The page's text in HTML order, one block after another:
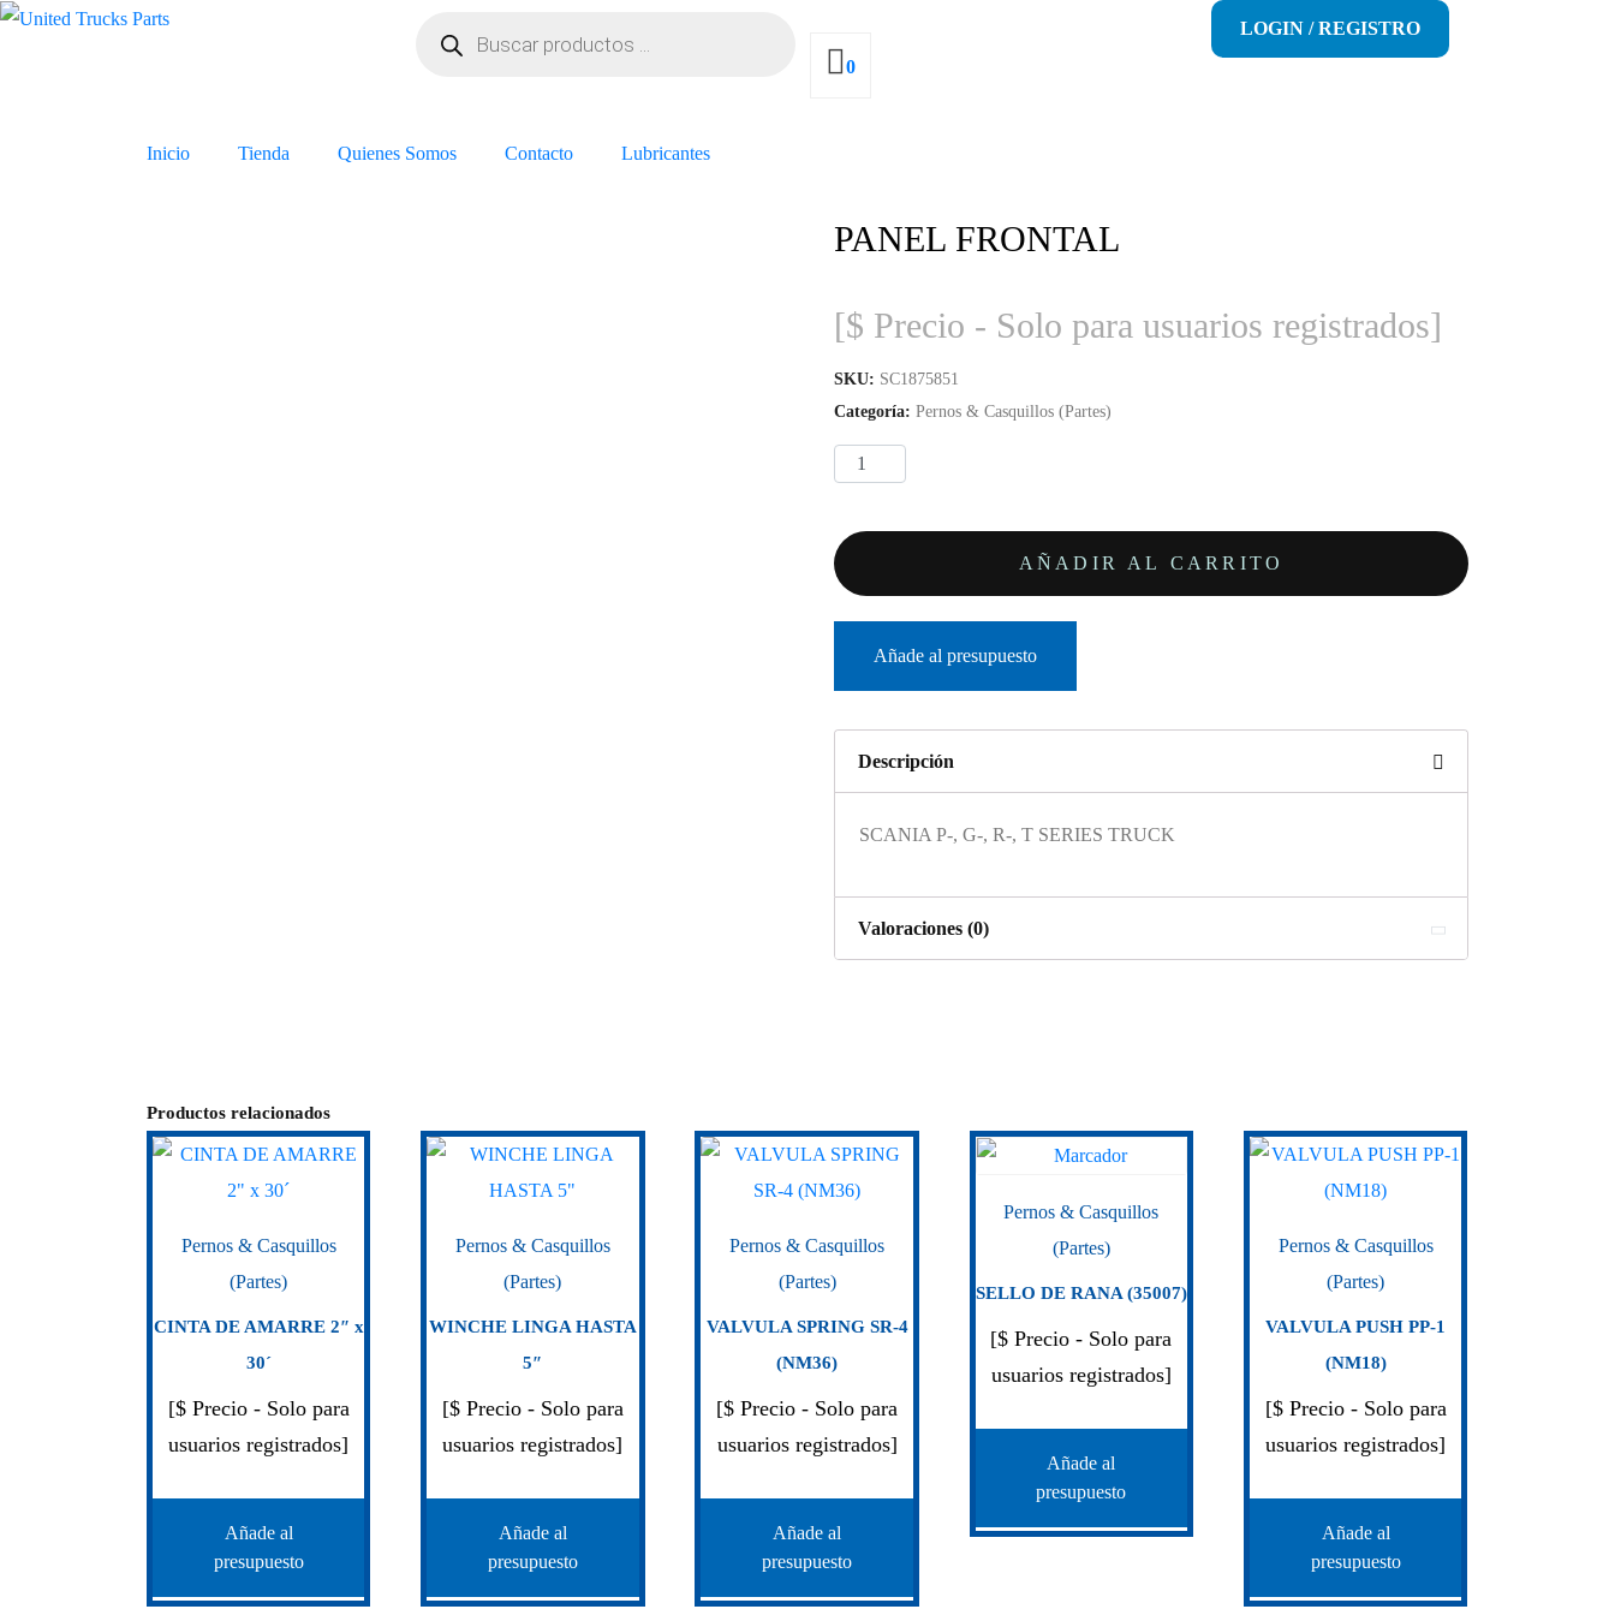
0
LOGIN / REGISTRO
Inicio Tienda Quienes Somos Contacto Lubricantes
PANEL FRONTAL
[$ Precio - Solo para usuarios registrados]
SKU: SC1875851
Categoría: Pernos & Casquillos (Partes)
AÑADIR AL CARRITO
Añade al presupuesto
Descripción
SCANIA P-, G-, R-, T SERIES TRUCK
Valoraciones (0)
Productos relacionados
Pernos & Casquillos
(Partes)
CINTA DE AMARRE 2″ x
30´
[$ Precio - Solo para
usuarios registrados]
Añade al
presupuesto
Pernos & Casquillos
(Partes)
WINCHE LINGA HASTA
5″
[$ Precio - Solo para
usuarios registrados]
Añade al
presupuesto
Pernos & Casquillos
(Partes)
VALVULA SPRING SR-4
(NM36)
[$ Precio - Solo para
usuarios registrados]
Añade al
presupuesto
Pernos & Casquillos
(Partes)
SELLO DE RANA (35007)
[$ Precio - Solo para
usuarios registrados]
Añade al
presupuesto
Pernos & Casquillos
(Partes)
VALVULA PUSH PP-1
(NM18)
[$ Precio - Solo para
usuarios registrados]
Añade al
presupuesto